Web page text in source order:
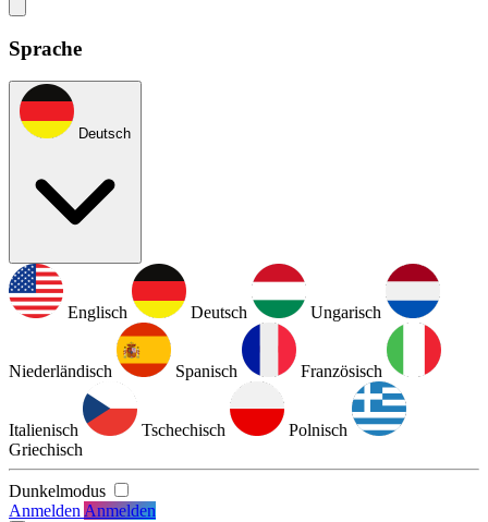
Sprache
Deutsch
Englisch Deutsch Ungarisch
Niederländisch Spanisch Französisch
Italienisch Tschechisch
Polnisch
Griechisch
Dunkelmodus
AnmeldenAnmelden